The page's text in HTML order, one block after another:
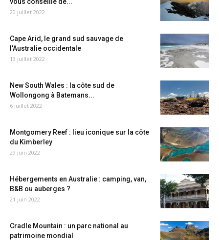
20 juillet 2022
Cape Arid, le grand sud sauvage de
l’Australie occidentale
13 juillet 2022
New South Wales : la côte sud de
Wollongong à Batemans...
6 juillet 2022
Montgomery Reef : lieu iconique sur la côte
du Kimberley
29 juin 2022
Hébergements en Australie : camping, van,
B&B ou auberges ?
21 juin 2022
Cradle Mountain : un parc national au
patrimoine mondial